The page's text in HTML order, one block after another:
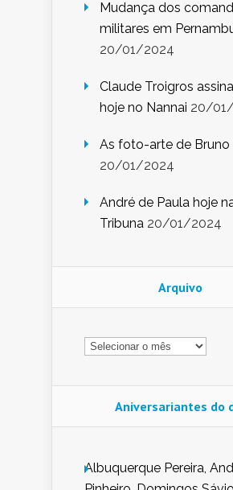
Mudança dos
militares em
20/01/2024
Claude Troigros
hoje no Nannai 20/
As foto-arte de Bruno
20/01/2024
André de Paula hoje
Tribuna 20/01/2024
Arquivo
Arquivo
Aniversariantes do
Albuquerque Pereira,